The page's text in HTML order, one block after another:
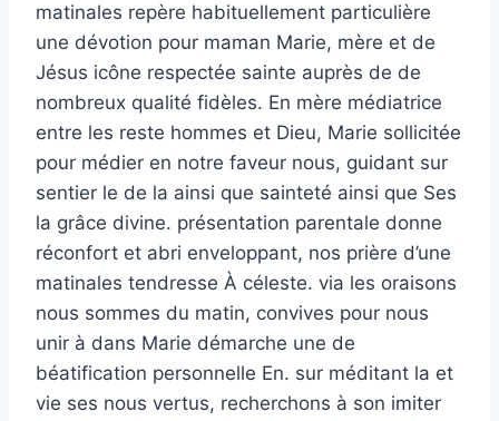
matinales repère habituellement particulière
une dévotion pour maman Marie, mère et de
Jésus icône respectée sainte auprès de de
nombreux qualité fidèles. En mère médiatrice
entre les reste hommes et Dieu, Marie sollicitée
pour médier en notre faveur nous, guidant sur
sentier le de la ainsi que sainteté ainsi que Ses
la grâce divine. présentation parentale donne
réconfort et abri enveloppant, nos prière d’une
matinales tendresse À céleste. via les oraisons
nous sommes du matin, convives pour nous
unir à dans Marie démarche une de
béatification personnelle En. sur méditant la et
vie ses nous vertus, recherchons à son imiter